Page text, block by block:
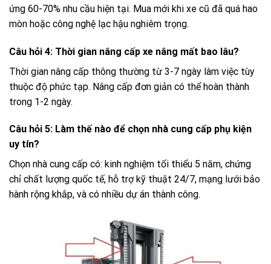
ứng 60-70% nhu cầu hiện tại. Mua mới khi xe cũ đã quá hao
mòn hoặc công nghệ lạc hậu nghiêm trọng.
Câu hỏi 4: Thời gian nâng cấp xe nâng mất bao lâu?
Thời gian nâng cấp thông thường từ 3-7 ngày làm việc tùy
thuộc độ phức tạp. Nâng cấp đơn giản có thể hoàn thành
trong 1-2 ngày.
Câu hỏi 5: Làm thế nào để chọn nhà cung cấp phụ kiện
uy tín?
Chọn nhà cung cấp có: kinh nghiệm tối thiểu 5 năm, chứng
chỉ chất lượng quốc tế, hỗ trợ kỹ thuật 24/7, mạng lưới bảo
hành rộng khắp, và có nhiều dự án thành công.